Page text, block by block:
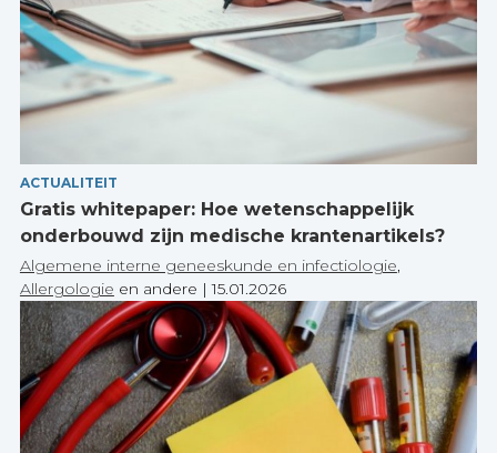
ACTUALITEIT
Gratis whitepaper: Hoe wetenschappelijk
onderbouwd zijn medische krantenartikels?
Algemene interne geneeskunde en infectiologie,
Allergologie en andere |15.01.2026